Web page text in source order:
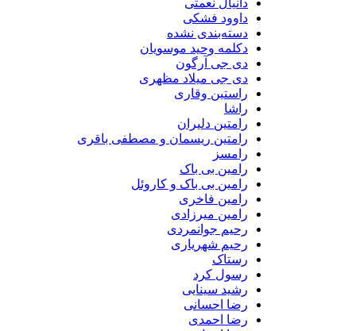
داوود فشکی
دسته‌بندی نشده
دکلمه وحید موسویان
دی جی آرگون
دی جی میلاد مظهری
راستین وقاری
راشا
رامتین دلیران
رامتین ریسمان و مصطفی باقری
رامسز
رامین بی باک
رامین بی باک و کاروئل
رامین فاخری
رامین میرزادی
رحیم جوانمردی
رحیم شهریاری
رستاک
رسول کرد
رشید سینایی
رضا احسانی
رضا احمدی